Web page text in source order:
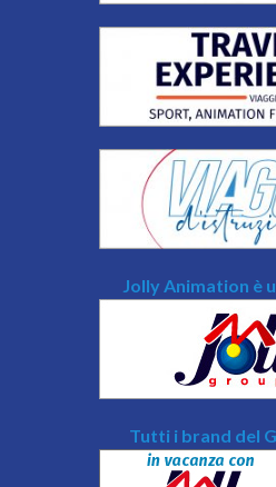
Jolly Animation è
Tutti i brand del